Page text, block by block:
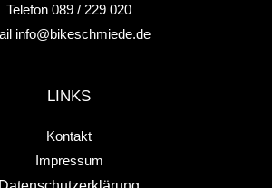
Telefon 089 / 229 020
info@bikeschmiede.de
LINKS
Kontakt
Impressum